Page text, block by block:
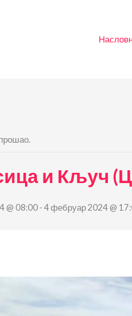
прошао.
и Кључ
@ 08:00-4 фебруар 2024 @